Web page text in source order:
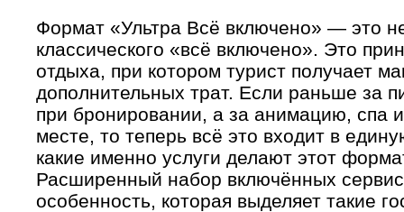
Формат «Ультра Всё включено» — это
классического «всё включено». Это
отдыха, при котором турист получает
дополнительных трат. Если раньше за
при бронировании, а за анимацию, спа
месте, то теперь всё это входит в
какие именно услуги делают этот
Расширенный набор включённых
особенность, которая выделяет такие